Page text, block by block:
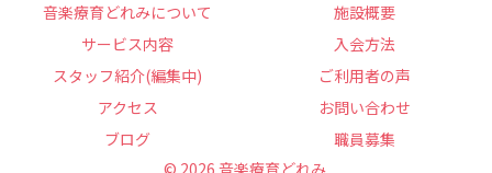
音楽療育どれみについて
施設概要
サービス内容
入会方法
スタッフ紹介(編集中)
ご利用者の声
アクセス
お問い合わせ
ブログ
職員募集